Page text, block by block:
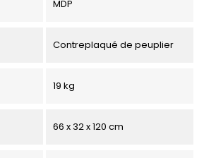
MDP
Contreplaqué de peuplier
19 kg
66 x 32 x 120 cm